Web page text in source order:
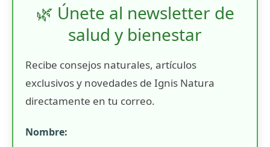
🌿 Únete al newsletter de
salud y bienestar
Recibe consejos naturales, artículos
exclusivos y novedades de Ignis Natura
directamente en tu correo.
Nombre: